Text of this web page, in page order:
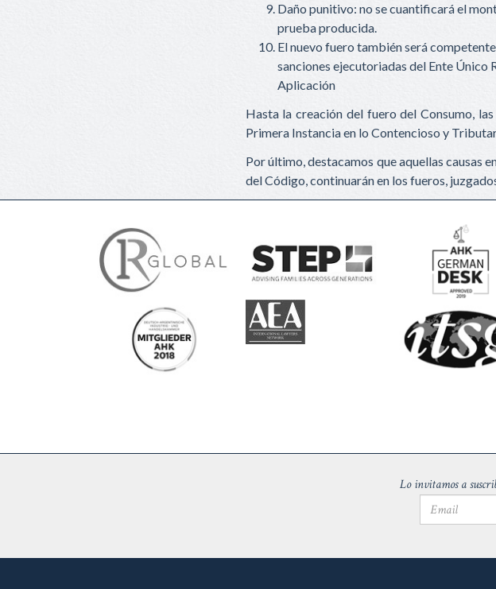
Daño punitivo: no se cuantificará el
prueba producida.
El nuevo fuero también será
sanciones ejecutoriadas del Ente Único
Aplicación
Hasta la creación del fuero del Consumo,
Primera Instancia en lo Contencioso y
Por último, destacamos que aquellas causas
del Código, continuarán en los fueros,
Lo invitamos a